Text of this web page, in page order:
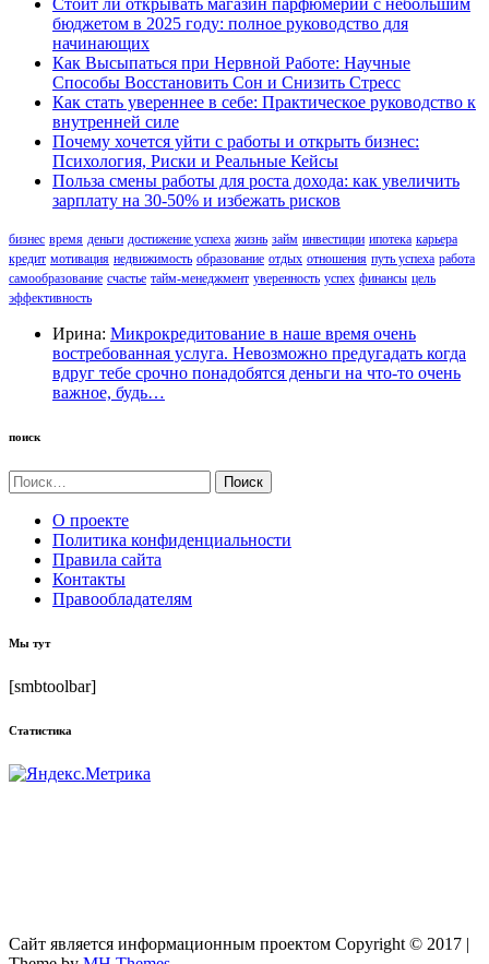
Стоит ли открывать магазин парфюмерии с небольшим
бюджетом в 2025 году: полное руководство для
начинающих
Как Высыпаться при Нервной Работе: Научные
Способы Восстановить Сон и Снизить Стресс
Как стать увереннее в себе: Практическое руководство к
внутренней силе
Почему хочется уйти с работы и открыть бизнес:
Психология, Риски и Реальные Кейсы
Польза смены работы для роста дохода: как увеличить
зарплату на 30-50% и избежать рисков
бизнес время деньги достижение успеха жизнь займ инвестиции ипотека карьера
кредит мотивация недвижимость образование отдых отношения путь успеха работа
самообразование счастье тайм-менеджмент уверенность успех финансы цель
эффективность
Ирина: Микрокредитование в наше время очень
востребованная услуга. Невозможно предугадать когда
вдруг тебе срочно понадобятся деньги на что-то очень
важное, будь…
поиск
Найти:
О проекте
Политика конфиденциальности
Правила сайта
Контакты
Правообладателям
Мы тут
[smbtoolbar]
Статистика
Сайт является информационным проектом Copyright © 2017 |